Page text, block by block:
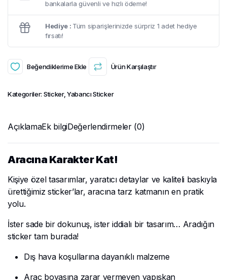
bankalarla güvenli ve hızlı ödeme!
Hediye : Tüm siparişlerinizde sürpriz 1 adet hediye
fırsatı!
Beğendiklerime Ekle Ürün Karşılaştır
Kategoriler: Sticker, Yabancı Sticker
AçıklamaEk bilgiDeğerlendirmeler (0)
Aracına Karakter Kat!
Kişiye özel tasarımlar, yaratıcı detaylar ve kaliteli baskıyla
ürettiğimiz sticker’lar, aracına tarz katmanın en pratik
yolu.
İster sade bir dokunuş, ister iddialı bir tasarım… Aradığın
sticker tam burada!
Dış hava koşullarına dayanıklı malzeme
Araç boyasına zarar vermeyen yapışkan